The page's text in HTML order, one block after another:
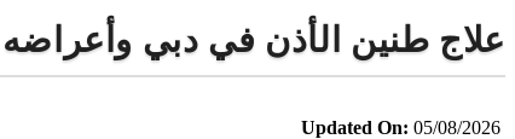
علاج طنين الأذن في دبي وأعراضه
Updated On: 05/08/2026